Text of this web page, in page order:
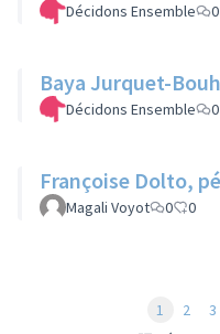
Décidons Ensemble 0
Baya Jurquet-
Décidons Ensemble 0
Françoise Dolto,
Magali Voyot 0 0
1 2 3